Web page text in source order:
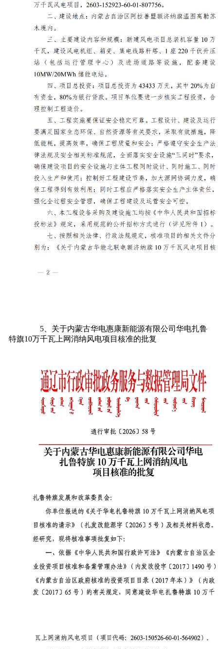
5、关于内蒙古华电惠康新能源有限公司华电扎鲁
特旗10万千瓦上网消纳风电项目核准的批复